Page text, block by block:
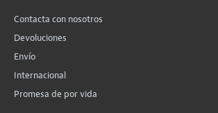
Contacta con nosotros
Devoluciones
Envío
Internacional
Promesa de por vida